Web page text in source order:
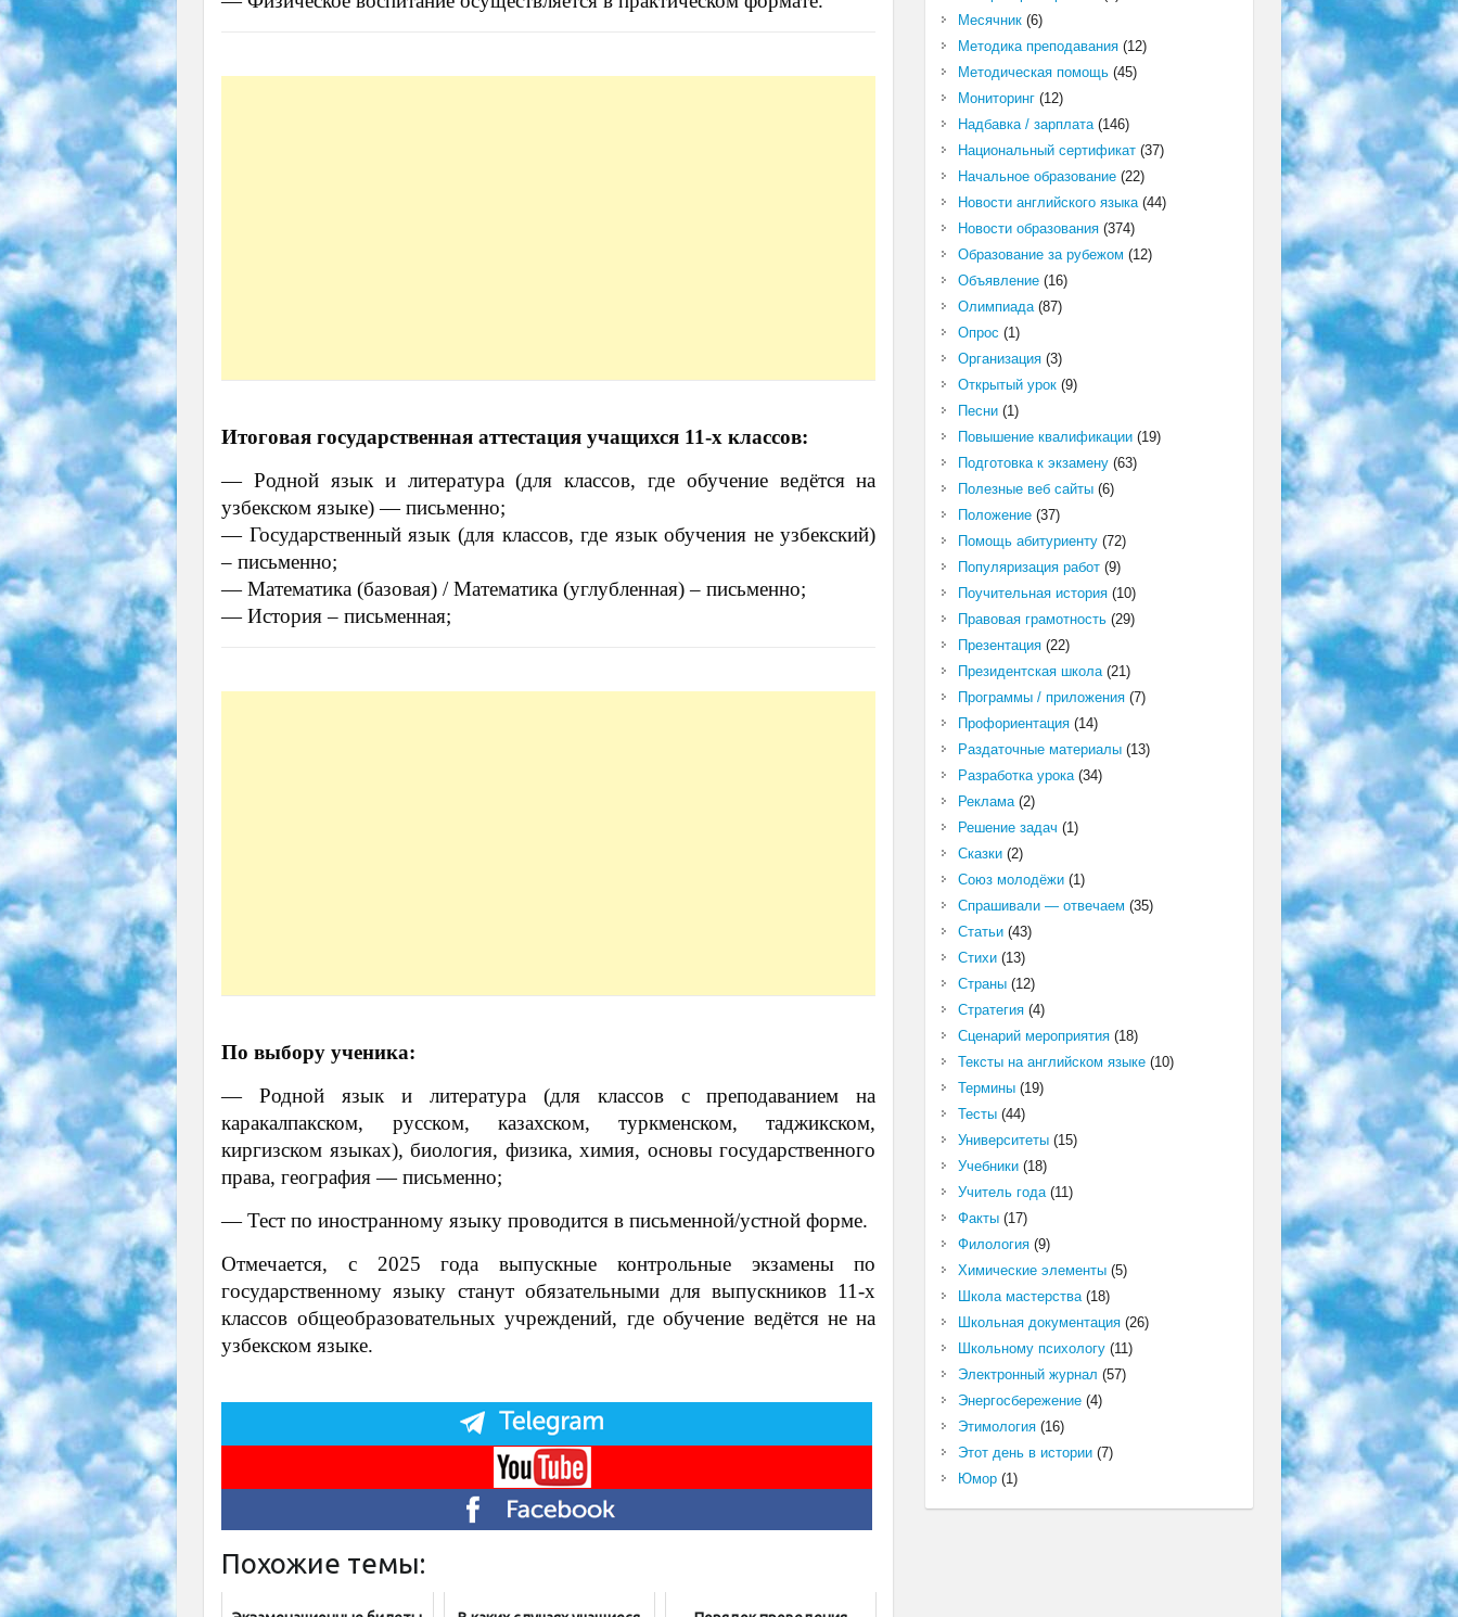
Итоговая государственная аттестация учащихся 11-х классов:
— Родной язык и литература (для классов, где обучение ведётся на
узбекском языке) — письменно;
— Государственный язык (для классов, где язык обучения не узбекский)
– письменно;
— Математика (базовая) / Математика (углубленная) – письменно;
— История – письменная;
По выбору ученика:
— Родной язык и литература (для классов с преподаванием на
каракалпакском, русском, казахском, туркменском, таджикском,
киргизском языках), биология, физика, химия, основы государственного
права, география — письменно;
— Тест по иностранному языку проводится в письменной/устной форме.
Отмечается, с 2025 года выпускные контрольные экзамены по
государственному языку станут обязательными для выпускников 11-х
классов общеобразовательных учреждений, где обучение ведётся не на
узбекском языке.
Похожие темы:
Месячник(6)
Методика преподавания(12)
Методическая помощь(45)
Мониторинг(12)
Надбавка / зарплата(146)
Национальный сертификат(37)
Начальное образование(22)
Новости английского языка(44)
Новости образования(374)
Образование за рубежом (12)
Объявление(16)
Олимпиада(87)
Опрос (1)
Организация(3)
Открытый урок(9)
Песни(1)
Повышение квалификации(19)
Подготовка к экзамену(63)
Полезные веб сайты(6)
Положение(37)
Помощь абитуриенту(72)
Популяризация работ(9)
Поучительная история(10)
Правовая грамотность(29)
Презентация(22)
Президентская школа(21)
Программы / приложения(7)
Профориентация(14)
Раздаточные материалы(13)
Разработка урока(34)
Реклама(2)
Решение задач (1)
Сказки(2)
Союз молодёжи(1)
Спрашивали — отвечаем (35)
Статьи(43)
Стихи(13)
Страны(12)
Стратегия(4)
Сценарий мероприятия(18)
Тексты на английском языке(10)
Термины(19)
Тесты(44)
Университеты(15)
Учебники(18)
Учитель года(11)
Факты(17)
Филология(9)
Химические элементы(5)
Школа мастерства(18)
Школьная документация(26)
Школьному психологу(11)
Электронный журнал (57)
Энергосбережение(4)
Этимология(16)
Этот день в истории(7)
Юмор(1)